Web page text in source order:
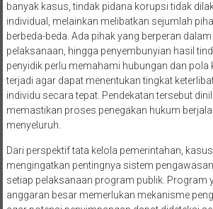
banyak kasus, tindak pidana korupsi tidak
individual, melainkan melibatkan sejumlah
berbeda-beda. Ada pihak yang berperan dalam
pelaksanaan, hingga penyembunyian hasil
penyidik perlu memahami hubungan dan pola
terjadi agar dapat menentukan tingkat
individu secara tepat. Pendekatan tersebut
memastikan proses penegakan hukum
menyeluruh.
Dari perspektif tata kelola pemerintahan,
mengingatkan pentingnya sistem
setiap pelaksanaan program publik. Program
anggaran besar memerlukan mekanisme